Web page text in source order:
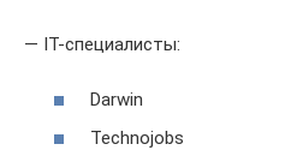
— IT-специалисты:
Darwin
Technojobs